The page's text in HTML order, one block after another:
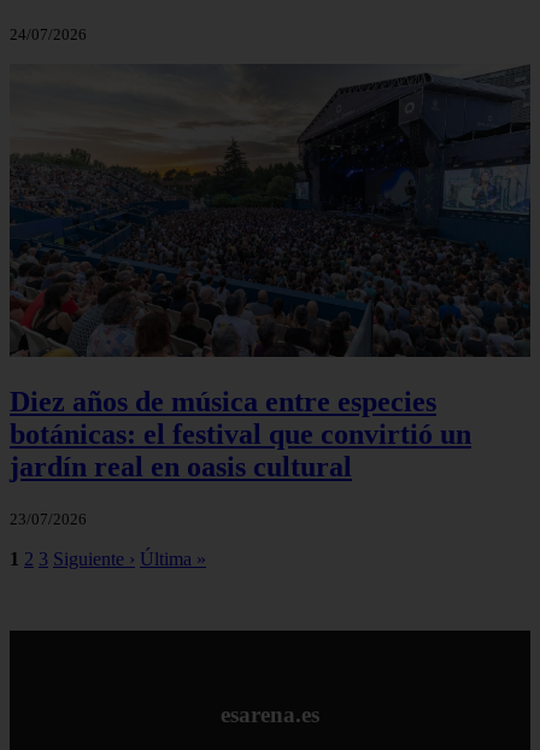
24/07/2026
Diez años de música entre especies
botánicas: el festival que convirtió un
jardín real en oasis cultural
23/07/2026
1 2 3 Siguiente › Última »
esarena.es